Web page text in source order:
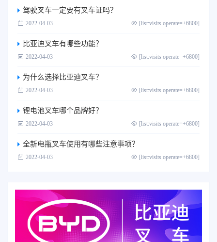
驾驶叉车一定要有叉车证吗？
2022-04-03 [list:visits operate=+6800]
比亚迪叉车有哪些功能？
2022-04-03 [list:visits operate=+6800]
为什么选择比亚迪叉车？
2022-04-03 [list:visits operate=+6800]
锂电池叉车哪个品牌好？
2022-04-03 [list:visits operate=+6800]
全新电瓶叉车使用有哪些注意事项？
2022-04-03 [list:visits operate=+6800]